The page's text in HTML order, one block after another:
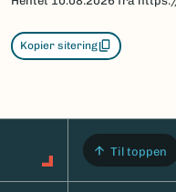
Kopier sitering
Til toppen